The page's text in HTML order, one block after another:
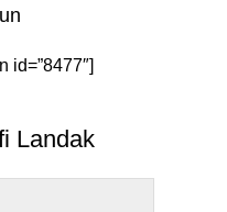
id=”8477″]
Landak